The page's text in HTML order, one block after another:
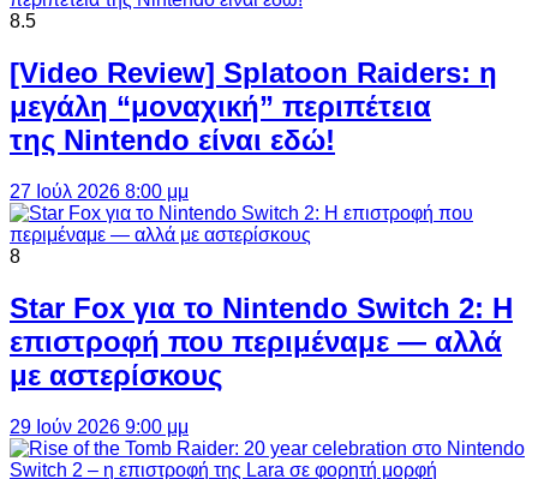
8.5
[Video Review] Splatoon Raiders: η
μεγάλη “μοναχική” περιπέτεια
της Nintendo είναι εδώ!
27 Ιούλ 2026 8:00 μμ
8
Star Fox για το Nintendo Switch 2: Η
επιστροφή που περιμέναμε — αλλά
με αστερίσκους
29 Ιούν 2026 9:00 μμ